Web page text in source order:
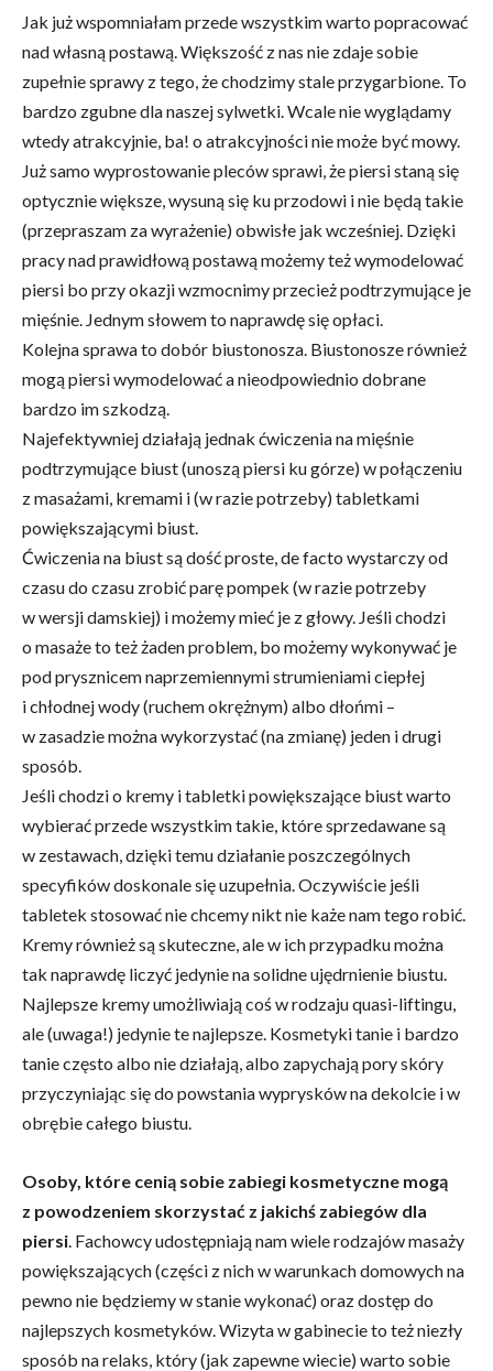
Jak już wspomniałam przede wszystkim warto popracować
nad własną postawą. Większość z nas nie zdaje sobie
zupełnie sprawy z tego, że chodzimy stale przygarbione. To
bardzo zgubne dla naszej sylwetki. Wcale nie wyglądamy
wtedy atrakcyjnie, ba! o atrakcyjności nie może być mowy.
Już samo wyprostowanie pleców sprawi, że piersi staną się
optycznie większe, wysuną się ku przodowi i nie będą takie
(przepraszam za wyrażenie) obwisłe jak wcześniej. Dzięki
pracy nad prawidłową postawą możemy też wymodelować
piersi bo przy okazji wzmocnimy przecież podtrzymujące je
mięśnie. Jednym słowem to naprawdę się opłaci.
Kolejna sprawa to dobór biustonosza. Biustonosze również
mogą piersi wymodelować a nieodpowiednio dobrane
bardzo im szkodzą.
Najefektywniej działają jednak ćwiczenia na mięśnie
podtrzymujące biust (unoszą piersi ku górze) w połączeniu
z masażami, kremami i (w razie potrzeby) tabletkami
powiększającymi biust.
Ćwiczenia na biust są dość proste, de facto wystarczy od
czasu do czasu zrobić parę pompek (w razie potrzeby
w wersji damskiej) i możemy mieć je z głowy. Jeśli chodzi
o masaże to też żaden problem, bo możemy wykonywać je
pod prysznicem naprzemiennymi strumieniami ciepłej
i chłodnej wody (ruchem okrężnym) albo dłońmi –
w zasadzie można wykorzystać (na zmianę) jeden i drugi
sposób.
Jeśli chodzi o kremy i tabletki powiększające biust warto
wybierać przede wszystkim takie, które sprzedawane są
w zestawach, dzięki temu działanie poszczególnych
specyfików doskonale się uzupełnia. Oczywiście jeśli
tabletek stosować nie chcemy nikt nie każe nam tego robić.
Kremy również są skuteczne, ale w ich przypadku można
tak naprawdę liczyć jedynie na solidne ujędrnienie biustu.
Najlepsze kremy umożliwiają coś w rodzaju quasi-liftingu,
ale (uwaga!) jedynie te najlepsze. Kosmetyki tanie i bardzo
tanie często albo nie działają, albo zapychają pory skóry
przyczyniając się do powstania wyprysków na dekolcie i w
obrębie całego biustu.
Osoby, które cenią sobie zabiegi kosmetyczne mogą
z powodzeniem skorzystać z jakichś zabiegów dla
piersi . Fachowcy udostępniają nam wiele rodzajów masaży
powiększających (części z nich w warunkach domowych na
pewno nie będziemy w stanie wykonać) oraz dostęp do
najlepszych kosmetyków. Wizyta w gabinecie to też niezły
sposób na relaks, który (jak zapewne wiecie) warto sobie